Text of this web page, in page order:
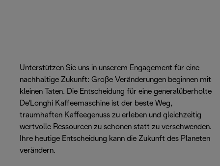
Unterstützen Sie uns in unserem Engagement für eine
nachhaltige Zukunft: Große Veränderungen beginnen mit
kleinen Taten. Die Entscheidung für eine generalüberholte
De'Longhi Kaffeemaschine ist der beste Weg,
traumhaften Kaffeegenuss zu erleben und gleichzeitig
wertvolle Ressourcen zu schonen statt zu verschwenden.
Ihre heutige Entscheidung kann die Zukunft des Planeten
verändern.